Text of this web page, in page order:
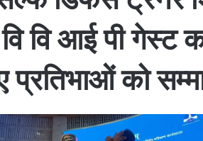
वि आई पी गेस्ट
प्रतिभाओं को